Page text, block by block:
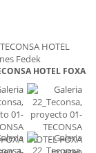
HOTEL FOXA